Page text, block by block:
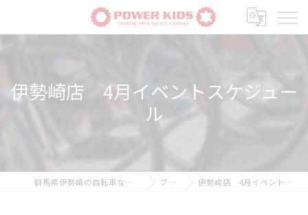
伊勢崎店 4月イベントスケジュー
ル
群馬県伊勢崎の自転車ならPOWER-KIDS ブログ 伊勢崎店 4月イベントスケジュール